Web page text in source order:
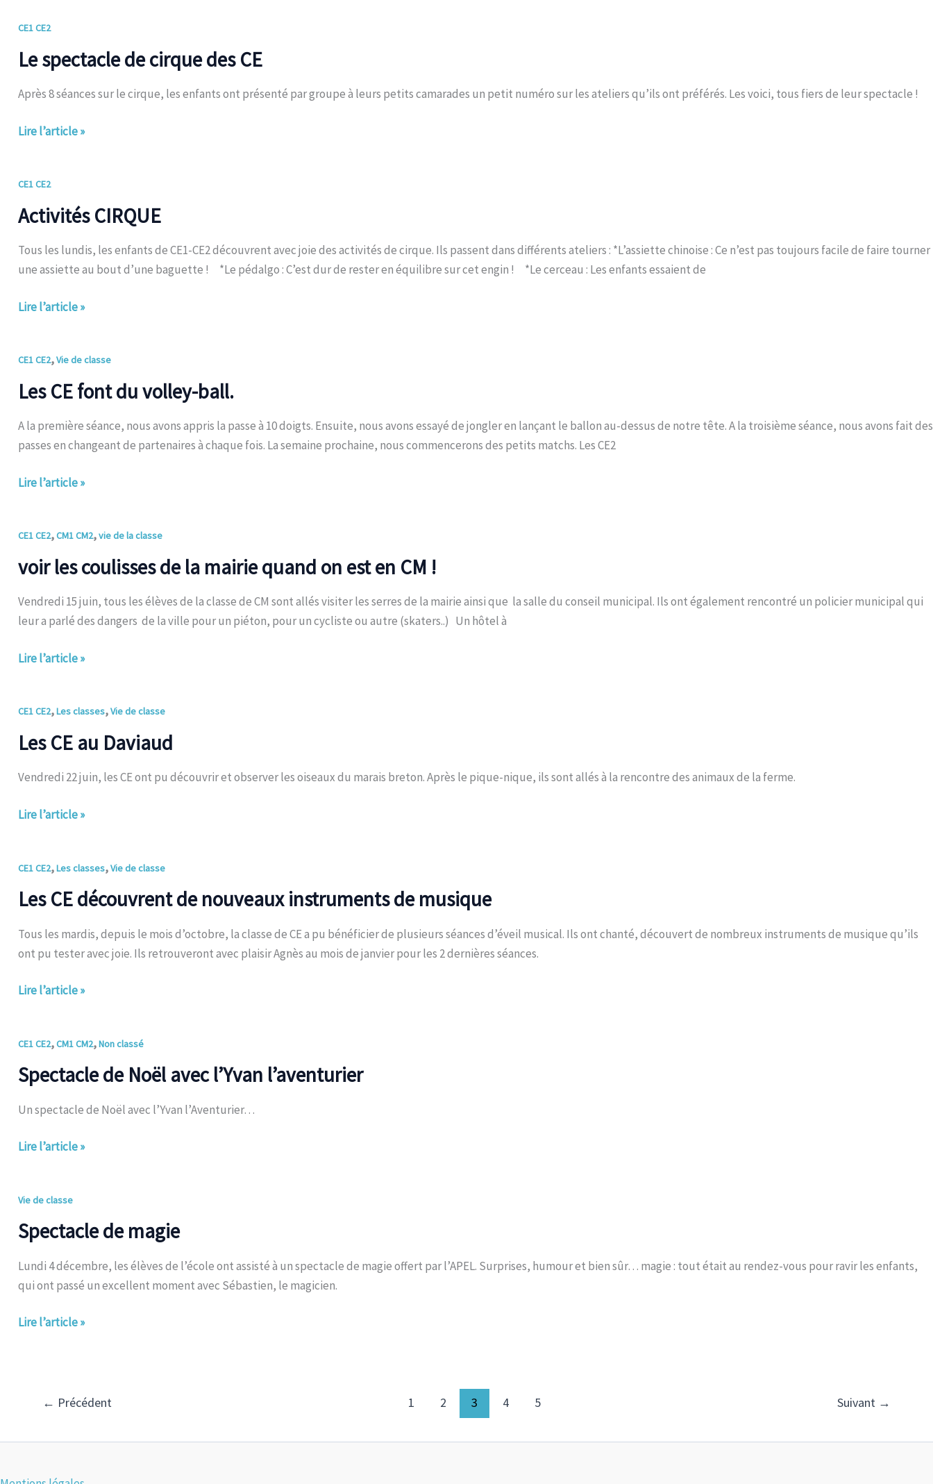
CE1 CE2
Le spectacle de cirque des CE
Après 8 séances sur le cirque, les enfants ont présenté par groupe à leurs petits camarades un petit numéro sur les ateliers qu’ils ont préférés. Les voici, tous fiers de leur spectacle !
Le
de
cirque
des
CE
Lire l’article »
CE1 CE2
Activités CIRQUE
Tous les lundis, les enfants de CE1-CE2 découvrent avec joie des activités de cirque. Ils passent dans différents ateliers : *L’assiette chinoise : Ce n’est pas toujours facile de faire tourner
une assiette au bout d’une baguette ! *Le pédalgo : C’est dur de rester en équilibre sur cet engin ! *Le cerceau : Les enfants essaient de
Activités
Lire l’article »
CE1 CE2,Vie de classe
Les CE font du volley-ball.
A la première séance, nous avons appris la passe à 10 doigts. Ensuite, nous avons essayé de jongler en lançant le ballon au-dessus de notre tête. A la troisième séance, nous avons fait des
passes en changeant de partenaires à chaque fois. La semaine prochaine, nous commencerons des petits matchs. Les CE2
Les
font
volley-
ball.
Lire l’article »
CE1 CE2,CM1 CM2,vie de la classe
voir les coulisses de la mairie quand on est en CM !
Vendredi 15 juin, tous les élèves de la classe de CM sont allés visiter les serres de la mairie ainsi que la salle du conseil municipal. Ils ont également rencontré un policier municipal qui
leur a parlé des dangers de la ville pour un piéton, pour un cycliste ou autre (skaters..) Un hôtel à
voir
coulisses
quand
en
!
Lire l’article »
CE1 CE2,Les classes,Vie de classe
Les CE au Daviaud
Vendredi 22 juin, les CE ont pu découvrir et observer les oiseaux du marais breton. Après le pique-nique, ils sont allés à la rencontre des animaux de la ferme.
Les
au
Daviaud
Lire l’article »
CE1 CE2,Les classes,Vie de classe
Les CE découvrent de nouveaux instruments de musique
Tous les mardis, depuis le mois d’octobre, la classe de CE a pu bénéficier de plusieurs séances d’éveil musical. Ils ont chanté, découvert de nombreux instruments de musique qu’ils
ont pu tester avec joie. Ils retrouveront avec plaisir Agnès au mois de janvier pour les 2 dernières séances.
Les
découvrent
instruments
de
Lire l’article »
CE1 CE2,CM1 CM2,Non classé
Spectacle de Noël avec l’Yvan l’aventurier
Un spectacle de Noël avec l’Yvan l’Aventurier…
Spectacle
Noël
l’Yvan
l’aventurier
Lire l’article »
Vie de classe
Spectacle de magie
Lundi 4 décembre, les élèves de l’école ont assisté à un spectacle de magie offert par l’APEL. Surprises, humour et bien sûr… magie : tout était au rendez-vous pour ravir les enfants,
qui ont passé un excellent moment avec Sébastien, le magicien.
Spectacle
magie
Lire l’article »
← Précédent 1 2 3 4 5 Suivant →